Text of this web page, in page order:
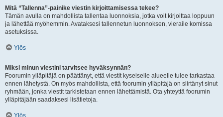
Mitä “Tallenna”-painike viestin kirjoittamisessa tekee?
Tämän avulla on mahdollista tallentaa luonnoksia, jotka voit kirjoittaa loppuun
ja lähettää myöhemmin. Avataksesi tallennetun luonnoksen, vieraile komissa
asetuksissa.
Ylös
Miksi minun viestini tarvitsee hyväksynnän?
Foorumin ylläpitäjä on päättänyt, että viestit kyseiselle alueelle tulee tarkastaa
ennen lähetystä. On myös mahdollista, että foorumin ylläpitäjä on siirtänyt sinut
ryhmään, jonka viestit tarkistetaan ennen lähettämistä. Ota yhteyttä foorumin
ylläpitäjään saadaksesi lisätietoja.
Ylös